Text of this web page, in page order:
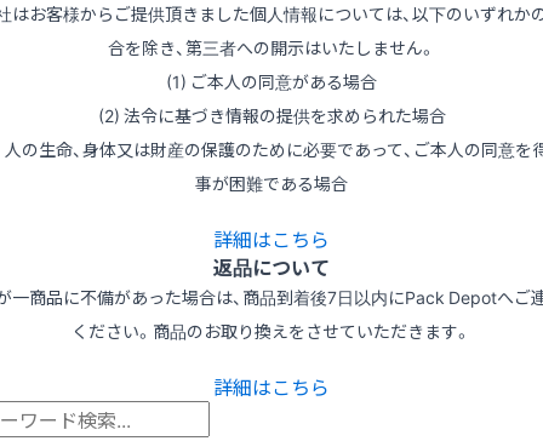
はお客様からご提供頂きました個人情報については、以下のいずれか
合を除き、第三者への開示はいたしません。
(1) ご本人の同意がある場合
(2) 法令に基づき情報の提供を求められた場合
の生命、身体又は財産の保護のために必要であって、ご本人の同意を
事が困難である場合
詳細はこちら
返品について
一商品に不備があった場合は、商品到着後7日以内にPack Depotへご
ください。商品のお取り換えをさせていただきます。
詳細はこちら